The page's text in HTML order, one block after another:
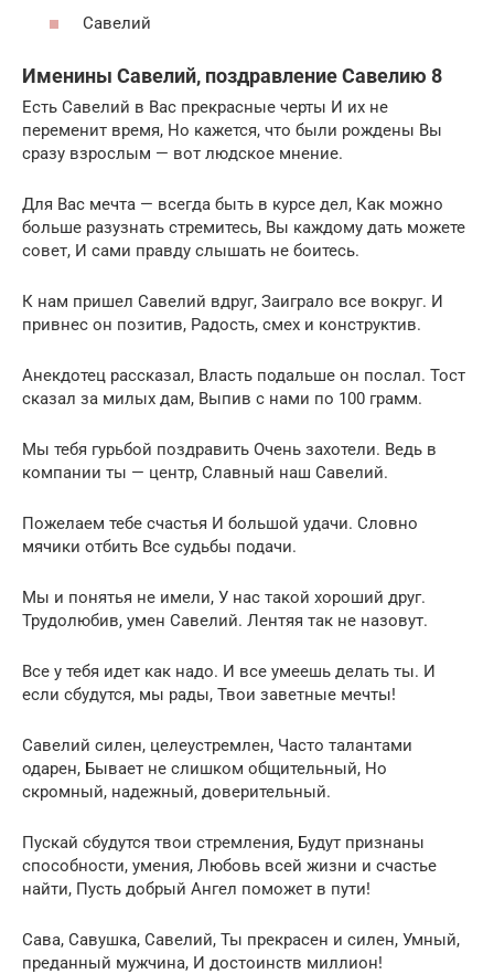
Савелий
Именины Савелий, поздравление Савелию 8
Есть Савелий в Вас прекрасные черты И их не
переменит время, Но кажется, что были рождены Вы
сразу взрослым — вот людское мнение.
Для Вас мечта — всегда быть в курсе дел, Как можно
больше разузнать стремитесь, Вы каждому дать можете
совет, И сами правду слышать не боитесь.
К нам пришел Савелий вдруг, Заиграло все вокруг. И
привнес он позитив, Радость, смех и конструктив.
Анекдотец рассказал, Власть подальше он послал. Тост
сказал за милых дам, Выпив с нами по 100 грамм.
Мы тебя гурьбой поздравить Очень захотели. Ведь в
компании ты — центр, Славный наш Савелий.
Пожелаем тебе счастья И большой удачи. Словно
мячики отбить Все судьбы подачи.
Мы и понятья не имели, У нас такой хороший друг.
Трудолюбив, умен Савелий. Лентяя так не назовут.
Все у тебя идет как надо. И все умеешь делать ты. И
если сбудутся, мы рады, Твои заветные мечты!
Савелий силен, целеустремлен, Часто талантами
одарен, Бывает не слишком общительный, Но
скромный, надежный, доверительный.
Пускай сбудутся твои стремления, Будут признаны
способности, умения, Любовь всей жизни и счастье
найти, Пусть добрый Ангел поможет в пути!
Сава, Савушка, Савелий, Ты прекрасен и силен, Умный,
преданный мужчина, И достоинств миллион!